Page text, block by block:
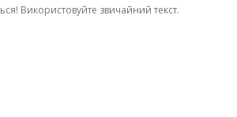
Використовуйте звичайний текст.